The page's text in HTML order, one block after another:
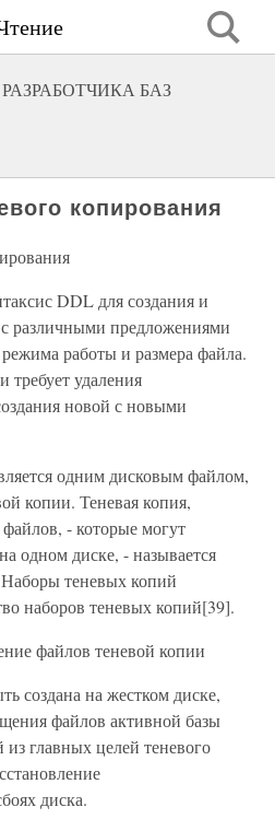
БАЗ
копирования
DDL для создания и
различными предложениями
работы и размера файла.
требует удаления
новой с новыми
одним дисковым файлом,
копии. Теневая копия,
- которые могут
одном диске, - называется
теневых копий
наборов теневых копий[39].
файлов теневой копии
создана на жестком диске,
файлов активной базы
главных целей теневого
диска.